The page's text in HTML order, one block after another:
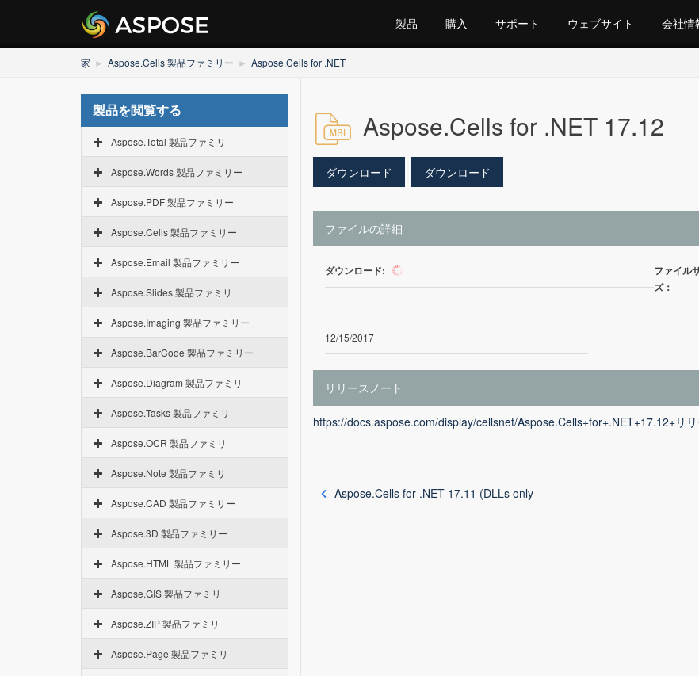
製品 購入 サポート ウェブサイト 会社情
家 Aspose.Cells 製品ファミリー Aspose.Cells for .NET
製品を閲覧する
Aspose.Total 製品ファミリ
Aspose.Words 製品ファミリー
Aspose.PDF 製品ファミリー
Aspose.Cells 製品ファミリー
Aspose.Email 製品ファミリー
Aspose.Slides 製品ファミリ
Aspose.Imaging 製品ファミリー
Aspose.BarCode 製品ファミリー
Aspose.Diagram 製品ファミリ
Aspose.Tasks 製品ファミリ
Aspose.OCR 製品ファミリ
Aspose.Note 製品ファミリ
Aspose.CAD 製品ファミリー
Aspose.3D 製品ファミリー
Aspose.HTML 製品ファミリー
Aspose.GIS 製品ファミリ
Aspose.ZIP 製品ファミリ
Aspose.Page 製品ファミリ
Aspose.Cells for .NET 17.12
ダウンロード ダウンロード
ファイルの詳細
ダウンロード: 101
ファイル
ズ：
12/15/2017
リリースノート
https://docs.aspose.com/display/cellsnet/Aspose.Cells+for+.NET+17.12+リ
Aspose.Cells for .NET 17.11 (DLLs only